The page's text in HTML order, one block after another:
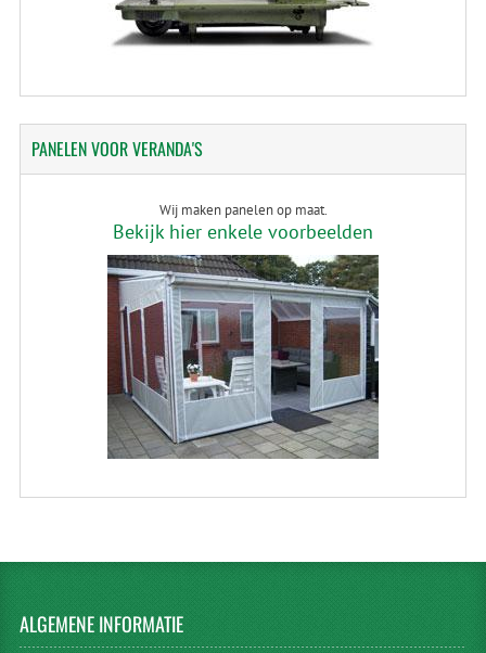
PANELENVOOR VERANDA'S
Wij maken panelen op maat.
Bekijk hier enkele voorbeelden
ALGEMENEINFORMATIE